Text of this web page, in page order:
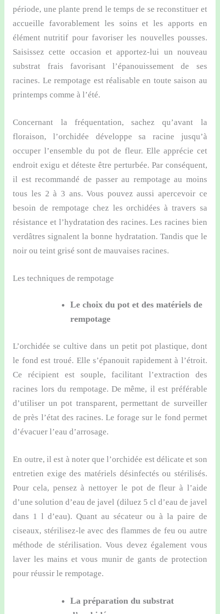
période, une plante prend le temps de se reconstituer et
accueille favorablement les soins et les apports en
élément nutritif pour favoriser les nouvelles pousses.
Saisissez cette occasion et apportez-lui un nouveau
substrat frais favorisant l’épanouissement de ses
racines. Le rempotage est réalisable en toute saison au
printemps comme à l’été.
Concernant la fréquentation, sachez qu’avant la
floraison, l’orchidée développe sa racine jusqu’à
occuper l’ensemble du pot de fleur. Elle apprécie cet
endroit exigu et déteste être perturbée. Par conséquent,
il est recommandé de passer au rempotage au moins
tous les 2 à 3 ans. Vous pouvez aussi apercevoir ce
besoin de rempotage chez les orchidées à travers sa
résistance et l’hydratation des racines. Les racines bien
verdâtres signalent la bonne hydratation. Tandis que le
noir ou teint grisé sont de mauvaises racines.
Les techniques de rempotage
Le choix du pot et des matériels de
rempotage
L’orchidée se cultive dans un petit pot plastique, dont
le fond est troué. Elle s’épanouit rapidement à l’étroit.
Ce récipient est souple, facilitant l’extraction des
racines lors du rempotage. De même, il est préférable
d’utiliser un pot transparent, permettant de surveiller
de près l’état des racines. Le forage sur le fond permet
d’évacuer l’eau d’arrosage.
En outre, il est à noter que l’orchidée est délicate et son
entretien exige des matériels désinfectés ou stérilisés.
Pour cela, pensez à nettoyer le pot de fleur à l’aide
d’une solution d’eau de javel (diluez 5 cl d’eau de javel
dans 1 l d’eau). Quant au sécateur ou à la paire de
ciseaux, stérilisez-le avec des flammes de feu ou autre
méthode de stérilisation. Vous devez également vous
laver les mains et vous munir de gants de protection
pour réussir le rempotage.
La préparation du substrat